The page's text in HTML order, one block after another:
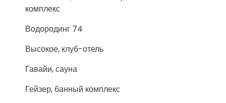
комплекс
Водородинг 74
Высокое, клуб-отель
Гавайи, сауна
Гейзер, банный комплекс